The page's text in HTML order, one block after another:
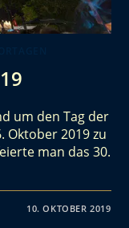
um den Tag der
Oktober 2019 zu
man das 30.
10. OKTOBER 2019